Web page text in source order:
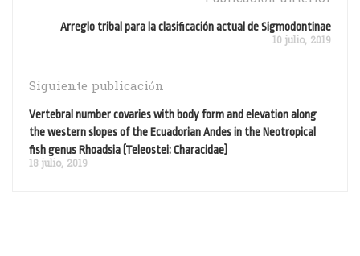
Arreglo tribal para la clasificación actual de Sigmodontinae
10 julio, 2019
Siguiente publicación
Vertebral number covaries with body form and elevation along
the western slopes of the Ecuadorian Andes in the Neotropical
fish genus Rhoadsia (Teleostei: Characidae)
18 julio, 2019